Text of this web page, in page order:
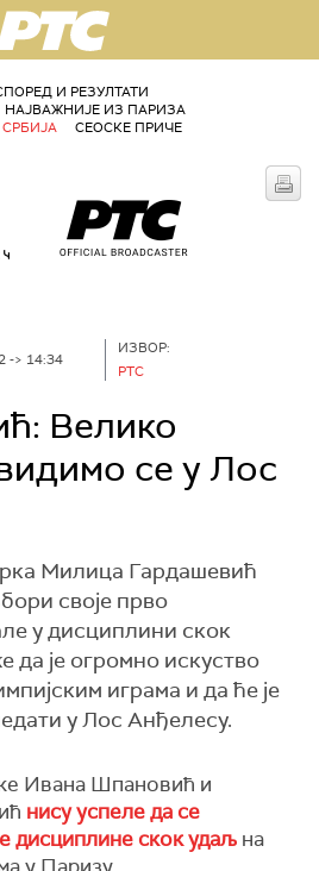
РТС
И РЕЗУЛТАТИ
НАЈВАЖНИЈЕ ИЗ ПАРИЗА
СЕОСКЕ ПРИЧЕ
-> 14:34
ИЗВОР:
РТС
Велико
се у Лос
Милица Гардашевић
своје прво
у дисциплини скок
да је огромно искуство
играма и да ће је
у Лос Анђелесу.
Ивана Шпановић и
нису успеле да се
дисциплине скок удаљ на